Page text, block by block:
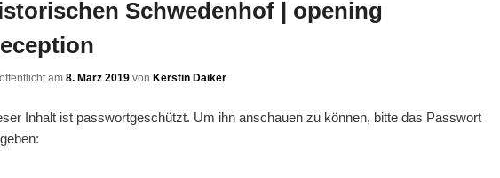
Schwedenhof | opening
am 8. März 2019 von Kerstin Daiker
Inhalt ist passwortgeschützt. Um ihn anschauen zu können, bitte das Passwort